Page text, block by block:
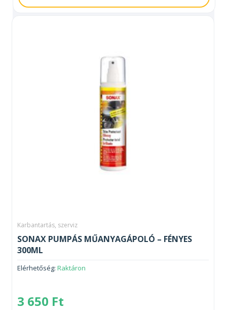
Karbantartás, szerviz
SONAX PUMPÁS MŰANYAGÁPOLÓ – FÉNYES
300ML
Elérhetőség: Raktáron
3 650 Ft